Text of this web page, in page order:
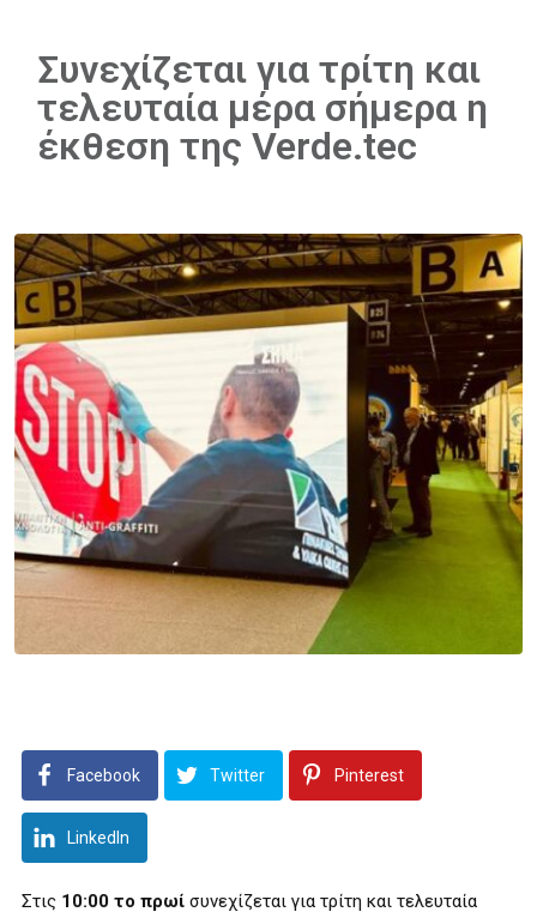
Συνεχίζεται για τρίτη και
τελευταία μέρα σήμερα η
έκθεση της Verde.tec
Facebook Twitter Pinterest
LinkedIn
Στις 10:00 το πρωί συνεχίζεται για τρίτη και τελευταία